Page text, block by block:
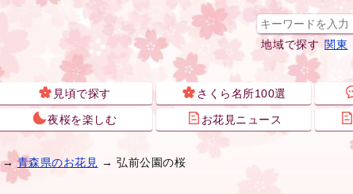
地域で探す 関東
見頃で探す さくら名所100選
夜桜を楽しむ お花見ニュース
→青森県のお花見 → 弘前公園の桜